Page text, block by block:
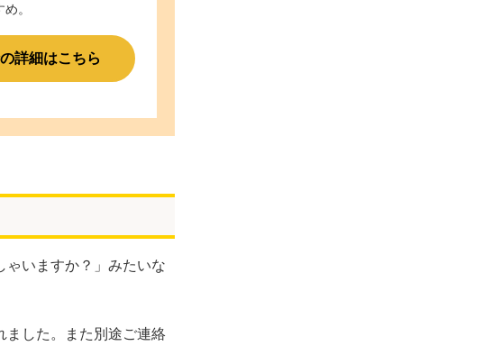
。
詳細はこちら
ゃいますか？」みたいな
ました。また別途ご連絡